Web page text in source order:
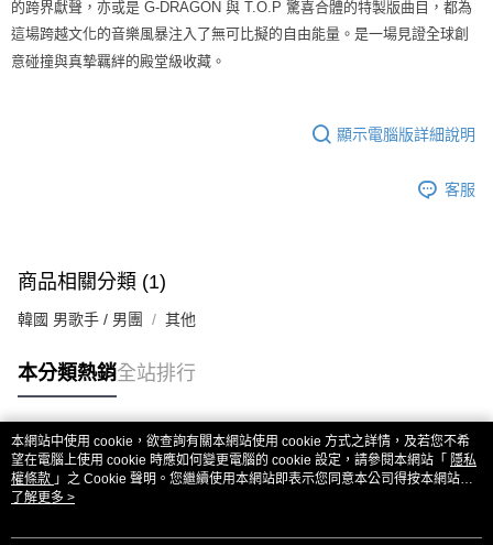
的跨界獻聲，亦或是 G-DRAGON 與 T.O.P 驚喜合體的特製版曲目，都為
這場跨越文化的音樂風暴注入了無可比擬的自由能量。是一場見證全球創
意碰撞與真摯羈絆的殿堂級收藏。
顯示電腦版詳細說明
客服
商品相關分類 (1)
韓國 男歌手 / 男團 其他
本分類熱銷全站排行
熱門標籤
本網站中使用 cookie，欲查詢有關本網站使用 cookie 方式之詳情，及若您不希
望在電腦上使用 cookie 時應如何變更電腦的 cookie 設定，請參閱本網站「 隱私
權條款 」之 Cookie 聲明。您繼續使用本網站即表示您同意本公司得按本網站使
用條款之 Cookie 聲明使用 cookie。
了解更多 >